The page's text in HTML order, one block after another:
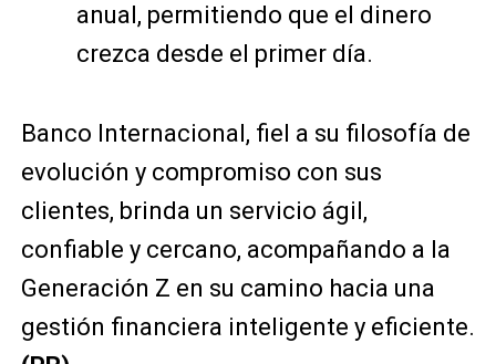
anual, permitiendo que el dinero
crezca desde el primer día.
Banco Internacional, fiel a su filosofía de
evolución y compromiso con sus
clientes, brinda un servicio ágil,
confiable y cercano, acompañando a la
Generación Z en su camino hacia una
gestión financiera inteligente y eficiente.